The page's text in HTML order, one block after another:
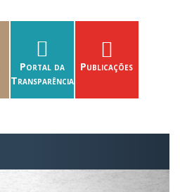
Portal da
Transparência
Publicações